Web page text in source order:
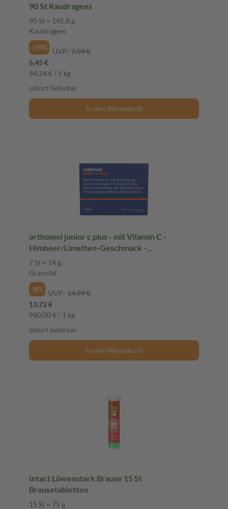
90 St Kaudragees
90 St = 145,8 g
Kaudragees
-19%
UVP: 7,99 €
6,45 €
44,24 € / 1 kg
sofort lieferbar
In den Warenkorb
orthomol junior c plus - mit Vitamin C -
Himbeer/Limetten-Geschmack -
Direktgranulat
7 St = 14 g
Granulat
-8%
UVP: 14,99 €
13,72 €
980,00 € / 1 kg
sofort lieferbar
In den Warenkorb
Intact Löwenstark Brause 15 St
Brausetabletten
15 St = 75 g